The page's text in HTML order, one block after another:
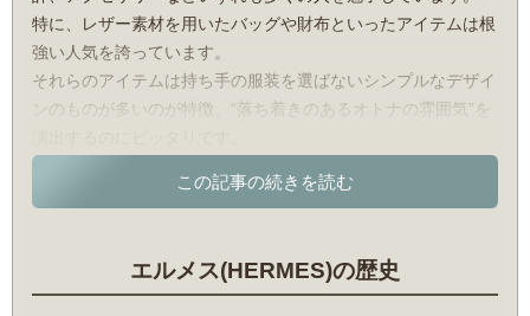
特に、レザー素材を用いたバッグや財布といったアイテムは根
強い人気を誇っています。
それらのアイテムは持ち手の服装を選ばないシンプルなデザイ
ンのものが多いのが特徴。“落ち着きのあるオトナの雰囲気”を
また、アクセントが効いたワンポイントデザインを入れること
で、オシャレ感をグッと高めているのもポイント。
せるそのデザイン性の高さが、多くの人から評価されていま
す。
エルメス(HERMES)の歴史